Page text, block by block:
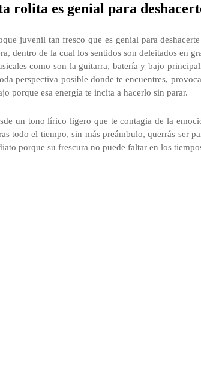
rolita es genial para
juvenil tan fresco que es genial para
dentro de la cual los sentidos son deleitados en
como son la guitarra, batería y bajo
perspectiva posible donde te encuentres,
porque esa energía te incita a hacerlo sin parar.
un tono lírico ligero que te contagia de la
todo el tiempo, sin más preámbulo, querrás ser
porque su frescura no puede faltar en los